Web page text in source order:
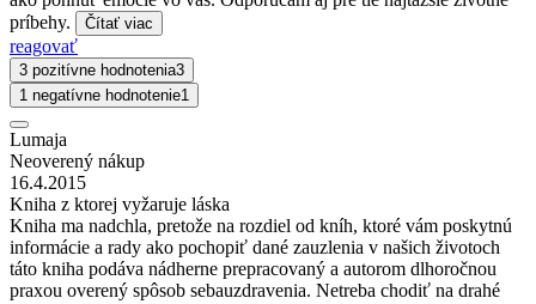
príbehy.
Čítať viac
reagovať
3 pozitívne hodnotenia3
1 negatívne hodnotenie1
Lumaja
Neoverený nákup
16.4.2015
Kniha z ktorej vyžaruje láska
Kniha ma nadchla, pretože na rozdiel od kníh, ktoré vám poskytnú
informácie a rady ako pochopiť dané zauzlenia v našich životoch
táto kniha podáva nádherne prepracovaný a autorom dlhoročnou
praxou overený spôsob sebauzdravenia. Netreba chodiť na drahé